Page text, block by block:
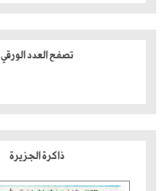
تصفح العدد الورقي
ذاكرة الجزيرة